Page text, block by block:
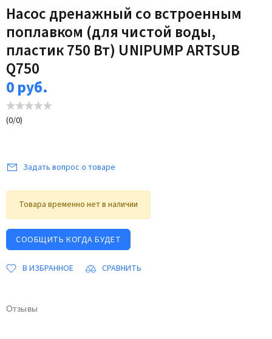
Насос дренажный со встроенным
поплавком (для чистой воды,
пластик 750 Вт) UNIPUMP ARTSUB
Q750
0руб.
(0/0)
Задать вопрос о товаре
Товара временно нет в наличии
СООБЩИТЬ КОГДА БУДЕТ
В ИЗБРАННОЕ СРАВНИТЬ
Отзывы